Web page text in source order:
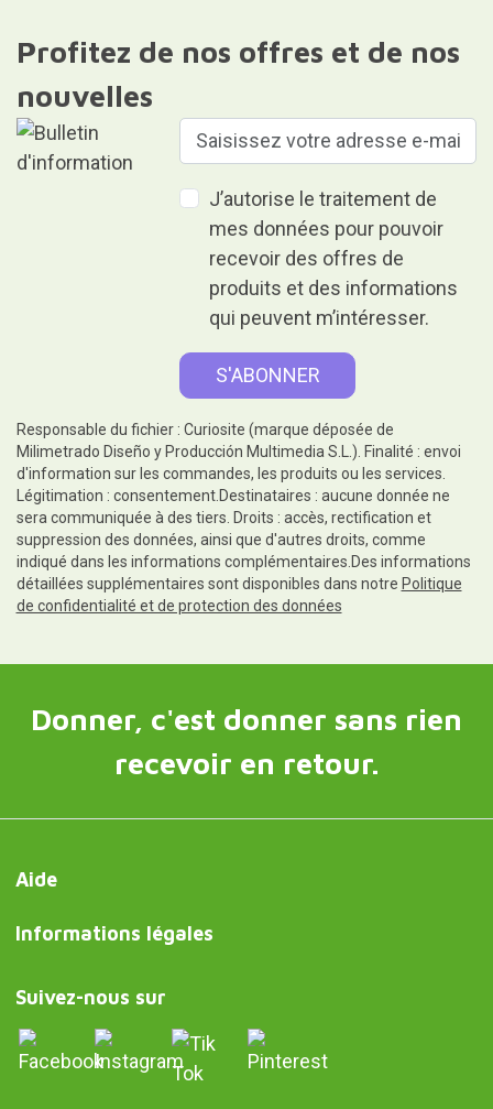
Profitez de nos offres et de nos
nouvelles
J’autorise le traitement de
mes données pour pouvoir
recevoir des offres de
produits et des informations
qui peuvent m’intéresser.
Responsable du fichier : Curiosite (marque déposée de
Milimetrado Diseño y Producción Multimedia S.L.). Finalité : envoi
d'information sur les commandes, les produits ou les services.
Légitimation : consentement.Destinataires : aucune donnée ne
sera communiquée à des tiers. Droits : accès, rectification et
suppression des données, ainsi que d'autres droits, comme
indiqué dans les informations complémentaires.Des informations
détaillées supplémentaires sont disponibles dans notre Politique
de confidentialité et de protection des données
Donner, c'est donner sans rien
recevoir en retour.
Aide
Informations légales
Suivez-nous sur